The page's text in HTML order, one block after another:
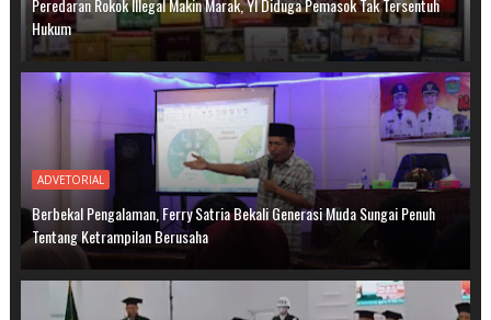
Peredaran Rokok Illegal Makin Marak, YI Diduga Pemasok Tak Tersentuh
Hukum
ADVETORIAL
Berbekal Pengalaman, Ferry Satria Bekali Generasi Muda Sungai Penuh
Tentang Ketrampilan Berusaha